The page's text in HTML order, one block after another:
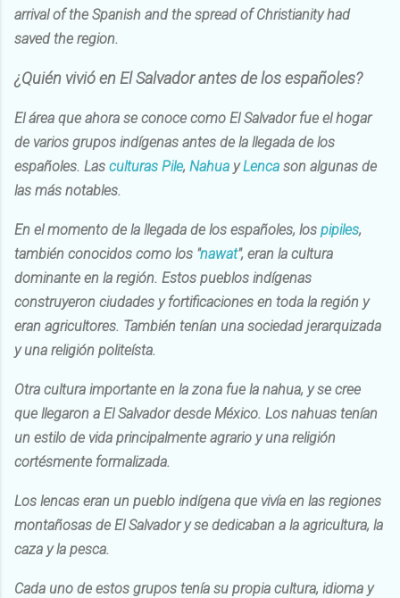
arrival of the Spanish and the spread of Christianity had
saved the region.
¿Quién vivió en El Salvador antes de los españoles?
El área que ahora se conoce como El Salvador fue el hogar
de varios grupos indígenas antes de la llegada de los
españoles. Las culturas Pile, Nahua yLenca son algunas de
las más notables.
En el momento de la llegada de los españoles, los pipiles,
también conocidos como los "nawat", eran la cultura
dominante en la región. Estos pueblos indígenas
construyeron ciudades y fortificaciones en toda la región y
eran agricultores. También tenían una sociedad jerarquizada
y una religión politeísta.
Otra cultura importante en la zona fue la nahua, y se cree
que llegaron a El Salvador desde México. Los nahuas tenían
un estilo de vida principalmente agrario y una religión
cortésmente formalizada.
Los lencas eran un pueblo indígena que vivía en las regiones
montañosas de El Salvador y se dedicaban a la agricultura, la
caza y la pesca.
Cada uno de estos grupos tenía su propia cultura, idioma y